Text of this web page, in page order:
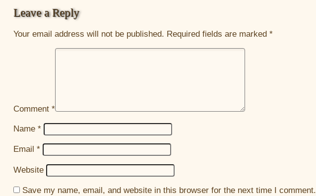
Leave a Reply
Your email address will not be published. Required fields are marked *
Comment *
Name *
Email *
Website
Save my name, email, and website in this browser for the next time I comment.